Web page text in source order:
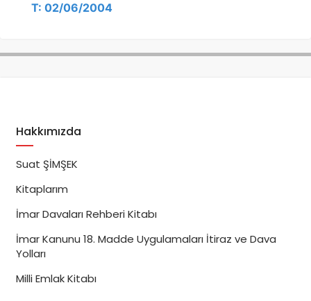
T: 02/06/2004
Hakkımızda
Suat ŞİMŞEK
Kitaplarım
İmar Davaları Rehberi Kitabı
İmar Kanunu 18. Madde Uygulamaları İtiraz ve Dava
Yolları
Milli Emlak Kitabı